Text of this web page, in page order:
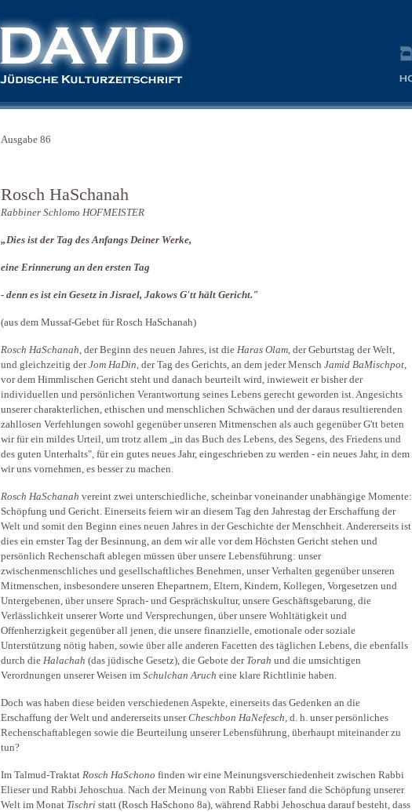
Ausgabe 86
Rosch HaSchanah
Rabbiner Schlomo HOFMEISTER
„Dies ist der Tag des Anfangs Deiner Werke,
eine Erinnerung an den ersten Tag
- denn es ist ein Gesetz in Jisrael, Jakows G'tt hält Gericht."
(aus dem Mussaf-Gebet für Rosch HaSchanah)
Rosch HaSchanah, der Beginn des neuen Jahres, ist die Haras Olam, der Geburtstag der Welt,
und gleichzeitig derJom HaDin, der Tag des Gerichts, an dem jeder Mensch Jamid BaMischpot,
vor dem Himmlischen Gericht steht und danach beurteilt wird, inwieweit er bisher der
individuellen und persönlichen Verantwortung seines Lebens gerecht geworden ist. Angesichts
unserer charakterlichen, ethischen und menschlichen Schwächen und der daraus resultierenden
zahllosen Verfehlungen sowohl gegenüber unseren Mitmenschen als auch gegenüber G'tt beten
wir für ein mildes Urteil, um trotz allem „in das Buch des Lebens, des Segens, des Friedens und
des guten Unterhalts", für ein gutes neues Jahr, eingeschrieben zu werden - ein neues Jahr, in dem
wir uns vornehmen, es besser zu machen.
Rosch HaSchanah vereint zwei unterschiedliche, scheinbar voneinander unabhängige Momente:
Schöpfung und Gericht. Einerseits feiern wir an diesem Tag den Jahrestag der Erschaffung der
Welt und somit den Beginn eines neuen Jahres in der Geschichte der Menschheit. Andererseits ist
dies ein ernster Tag der Besinnung, an dem wir alle vor dem Höchsten Gericht stehen und
persönlich Rechenschaft ablegen müssen über unsere Lebensführung: unser
zwischenmenschliches und gesellschaftliches Benehmen, unser Verhalten gegenüber unseren
Mitmenschen, insbesondere unseren Ehepartnern, Eltern, Kindern, Kollegen, Vorgesetzen und
Untergebenen, über unsere Sprach- und Gesprächskultur, unsere Geschäftsgebarung, die
Verlässlichkeit unserer Worte und Versprechungen, über unsere Wohltätigkeit und
Offenherzigkeit gegenüber all jenen, die unsere finanzielle, emotionale oder soziale
Unterstützung nötig haben, sowie über alle anderen Facetten des täglichen Lebens, die ebenfalls
durch die Halachah (das jüdische Gesetz), die Gebote der Torah und die umsichtigen
Verordnungen unserer Weisen im Schulchan Aruch eine klare Richtlinie haben.
Doch was haben diese beiden verschiedenen Aspekte, einerseits das Gedenken an die
Erschaffung der Welt und andererseits unserCheschbon HaNefesch, d. h. unser persönliches
Rechenschaftablegen sowie die Beurteilung unserer Lebensführung, überhaupt miteinander zu
tun?
Im Talmud-Traktat Rosch HaSchono finden wir eine Meinungsverschiedenheit zwischen Rabbi
Elieser und Rabbi Jehoschua. Nach der Meinung von Rabbi Elieser fand die Schöpfung unserer
Welt im Monat Tischri statt (Rosch HaSchono 8a), während Rabbi Jehoschua darauf besteht, dass